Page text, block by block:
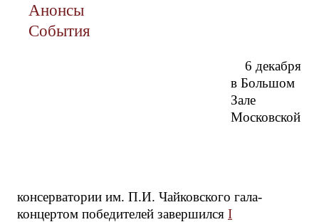
Анонсы
События
6 декабря
в Большом
Зале
Московской
консерватории им. П.И. Чайковского гала-
концертом победителей завершился I